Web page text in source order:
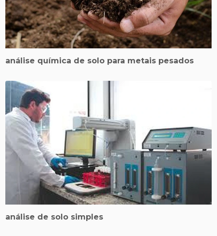
análise química de solo para metais pesados
análise de solo simples